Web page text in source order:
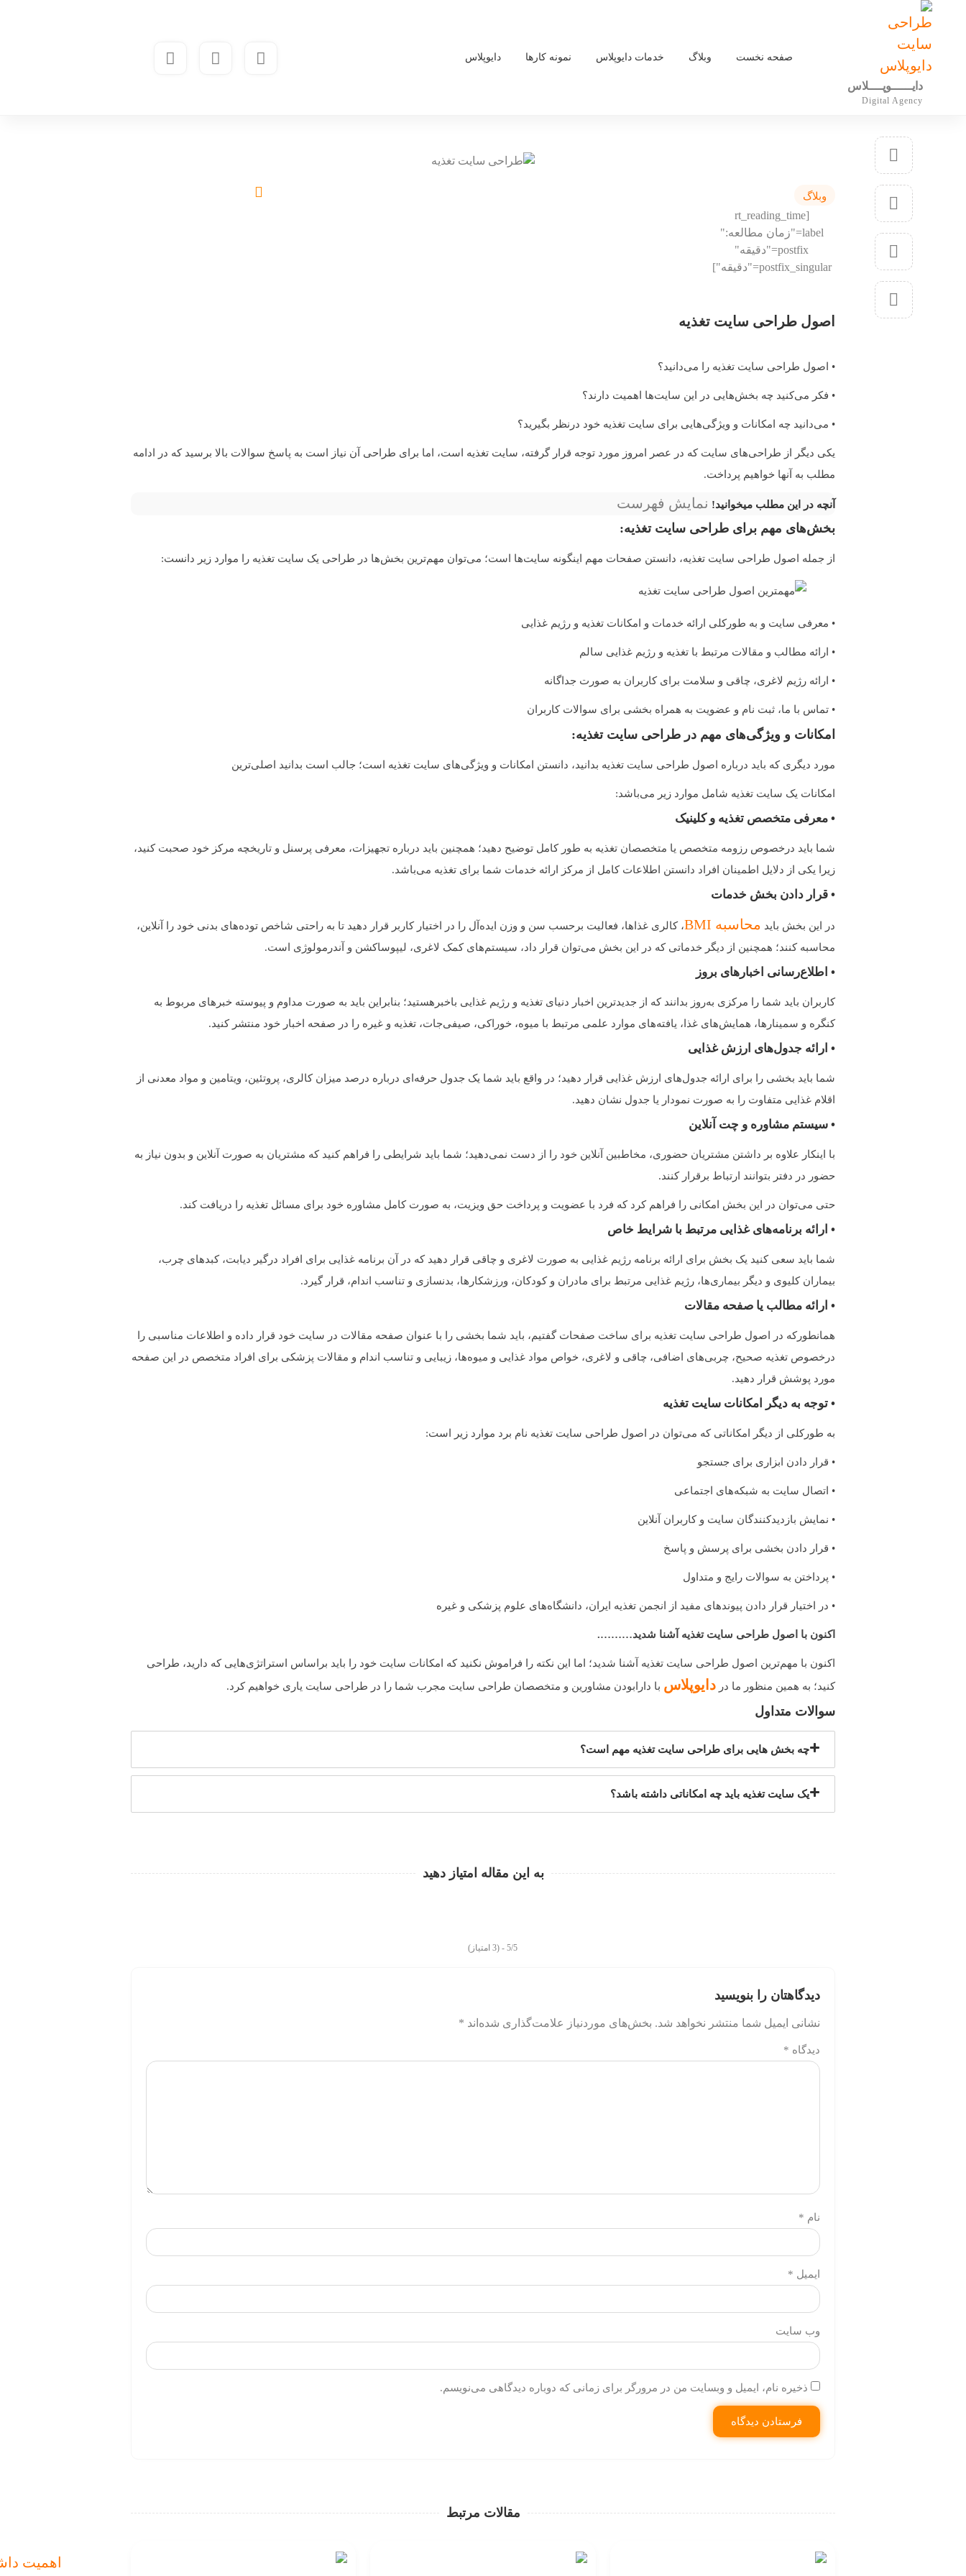
دایــــــوپــــلاس
Digital Agency
صفحه نخست وبلاگ خدمات دایوپلاس نمونه کارها دایوپلاس
وبلاگ
[rt_reading_time
label="زمان مطالعه:"
postfix="دقیقه"
postfix_singular="دقیقه"]
اصول طراحی سایت تغذیه
• اصول طراحی سایت تغذیه را می‌دانید؟
• فکر می‌کنید چه بخش‌هایی در این سایت‌ها اهمیت دارند؟
• می‌دانید چه امکانات و ویژگی‌هایی برای سایت تغذیه خود درنظر بگیرید؟
یکی دیگر از طراحی‌های سایت که در عصر امروز مورد توجه قرار گرفته، سایت تغذیه است، اما برای طراحی آن نیاز است به پاسخ سوالات بالا برسید که در ادامه
مطلب به آنها خواهیم پرداخت.
آنچه در این مطلب میخوانید! نمایش فهرست
بخش‌های مهم برای طراحی سایت تغذیه:
از جمله اصول طراحی سایت تغذیه، دانستن صفحات مهم اینگونه سایت‌ها است؛ می‌توان مهم‌ترین بخش‌ها در طراحی یک سایت تغذیه را موارد زیر دانست:
• معرفی سایت و به طورکلی ارائه خدمات و امکانات تغذیه و رژیم غذایی
• ارائه مطالب و مقالات مرتبط با تغذیه و رژیم غذایی سالم
• ارائه رژیم لاغری، چاقی و سلامت برای کاربران به صورت جداگانه
• تماس با ما، ثبت نام و عضویت به همراه بخشی برای سوالات کاربران
امکانات و ویژگی‌های مهم در طراحی سایت تغذیه:
مورد دیگری که باید درباره اصول طراحی سایت تغذیه بدانید، دانستن امکانات و ویژگی‌های سایت‌ تغذیه است؛ جالب است بدانید اصلی‌ترین
امکانات یک سایت تغذیه شامل موارد زیر می‌باشد:
• معرفی متخصص تغذیه و کلینیک
شما باید درخصوص رزومه متخصص یا متخصصان تغذیه به طور کامل توضیح دهید؛ همچنین باید درباره تجهیزات، معرفی پرسنل و تاریخچه مرکز خود صحبت کنید،
زیرا یکی از دلایل اطمینان افراد دانستن اطلاعات کامل از مرکز ارائه خدمات شما برای تغذیه می‌باشد.
• قرار دادن بخش خدمات
در این بخش باید محاسبه BMI
، کالری غذاها، فعالیت برحسب سن و وزن ایده‌آل را در اختیار کاربر قرار دهید تا به راحتی شاخص توده‌های بدنی خود را آنلاین،
محاسبه کنند؛ همچنین از دیگر خدماتی که در این بخش می‌توان قرار داد، سیستم‌های کمک لاغری، لیپوساکشن و آندرمولوژی است.
• اطلاع‌رسانی اخبارهای بروز
کاربران باید شما را مرکزی به‌روز بدانند که از جدیدترین اخبار دنیای تغذیه و رژیم غذایی باخبرهستید؛ بنابراین باید به صورت مداوم و پیوسته خبرهای مربوط به
کنگره‌ و سمینارها، همایش‌های غذا، یافته‌های موارد علمی مرتبط با میوه، خوراکی، صیفی‌جات، تغذیه و غیره را در صفحه اخبار خود منتشر کنید.
• ارائه جدول‌های ارزش غذایی
شما باید بخشی را برای ارائه جدول‌های ارزش غذایی قرار دهید؛ در واقع باید شما یک جدول حرفه‌ای درباره درصد میزان کالری، پروتئین، ویتامین و مواد معدنی از
اقلام غذایی متفاوت را به صورت نمودار یا جدول نشان دهید.
• سیستم مشاوره و چت آنلاین
با اینکار علاوه بر داشتن مشتریان حضوری، مخاطبین آنلاین خود را از دست نمی‌دهید؛ شما باید شرایطی را فراهم کنید که مشتریان به صورت آنلاین و بدون نیاز به
حضور در دفتر بتوانند ارتباط برقرار کنند.
حتی می‌توان در این بخش امکانی را فراهم کرد که فرد با عضویت و پرداخت حق ویزیت، به صورت کامل مشاوره خود برای مسائل تغذیه را دریافت کند.
• ارائه برنامه‌های غذایی مرتبط با شرایط خاص
شما باید سعی کنید یک بخش برای ارائه برنامه رژیم غذایی به صورت لاغری و چاقی قرار دهید که در آن برنامه غذایی برای افراد درگیر دیابت، کبدهای چرب،
بیماران کلیوی و دیگر بیماری‌ها، رژیم غذایی مرتبط برای مادران و کودکان، ورزشکارها، بدنسازی و تناسب اندام، قرار گیرد.
• ارائه مطالب یا صفحه مقالات
همانطورکه در اصول طراحی سایت تغذیه برای ساخت صفحات گفتیم، باید شما بخشی را با عنوان صفحه مقالات در سایت خود قرار داده و اطلاعات مناسبی را
درخصوص تغذیه صحیح، چربی‌های اضافی، چاقی و لاغری، خواص مواد غذایی و میوه‌ها، زیبایی و تناسب اندام و مقالات پزشکی برای افراد متخصص در این صفحه
مورد پوشش قرار دهید.
• توجه به دیگر امکانات سایت تغذیه
به طورکلی از دیگر امکاناتی که می‌توان در اصول طراحی سایت تغذیه نام برد موارد زیر است:
• قرار دادن ابزاری برای جستجو
• اتصال سایت به شبکه‌های اجتماعی
• نمایش بازدیدکنندگان سایت و کاربران آنلاین
• قرار دادن بخشی برای پرسش‌ و پاسخ
• پرداختن به سوالات رایج و متداول
• در اختیار قرار دادن پیوندهای مفید از انجمن تغذیه ایران، دانشگاه‌های علوم پزشکی و غیره
اکنون با اصول طراحی سایت تغذیه آشنا شدید……….
اکنون با مهم‌ترین اصول طراحی سایت تغذیه آشنا شدید؛ اما این نکته را فراموش نکنید که امکانات سایت خود را باید براساس استراتژی‌هایی که دارید، طراحی
کنید؛ به همین منظور ما در دایوپلاس با دارابودن مشاورین و متخصصان طراحی سایت مجرب شما را در طراحی سایت یاری خواهیم کرد.
سوالات متداول
چه بخش هایی برای طراحی سایت تغذیه مهم است؟
یک سایت تغذیه باید چه امکاناتی داشته باشد؟
به این مقاله امتیاز دهید
5/5 - (3 امتیاز)
دیدگاهتان را بنویسید
نشانی ایمیل شما منتشر نخواهد شد. بخش‌های موردنیاز علامت‌گذاری شده‌اند *
دیدگاه *
نام *
ایمیل *
وب‌ سایت
ذخیره نام، ایمیل و وبسایت من در مرورگر برای زمانی که دوباره دیدگاهی می‌نویسم.
مقالات مرتبط